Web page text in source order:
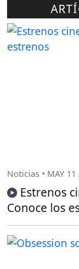
Noticias • MAY
Estrenos
Conoce los